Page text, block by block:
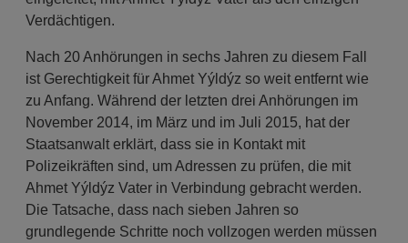
Verdächtigen.
Nach 20 Anhörungen in sechs Jahren zu diesem Fall
ist Gerechtigkeit für Ahmet Yýldýz so weit entfernt wie
zu Anfang. Während der letzten drei Anhörungen im
November 2014, im März und im Juli 2015, hat der
Staatsanwalt erklärt, dass sie in Kontakt mit
Polizeikräften sind, um Adressen zu prüfen, die mit
Ahmet Yýldýz Vater in Verbindung gebracht werden.
Die Tatsache, dass nach sieben Jahren so
grundlegende Schritte noch vollzogen werden müssen